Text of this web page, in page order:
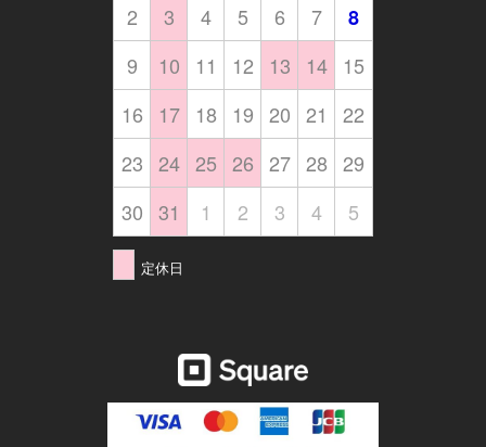
2
3 4 5 6 7
8
9
10 11 12 13 14
15
16
17 18 19 20 21
22
23 24 25 26 27 28 29
30 31 1 2 3 4 5
定休日